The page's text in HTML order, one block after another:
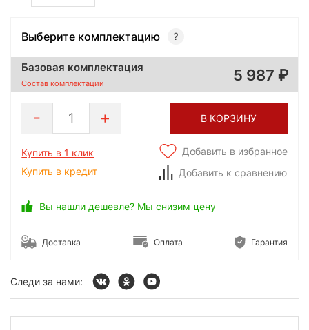
Выберите комплектацию
Базовая комплектация
Состав комплектации 5 987
1 В КОРЗИНУ
Купить в 1 клик
Купить в кредит
Добавить в избранное
Добавить к сравнению
Вы нашли дешевле? Мы снизим цену
Доставка Оплата Гарантия
Следи за нами: